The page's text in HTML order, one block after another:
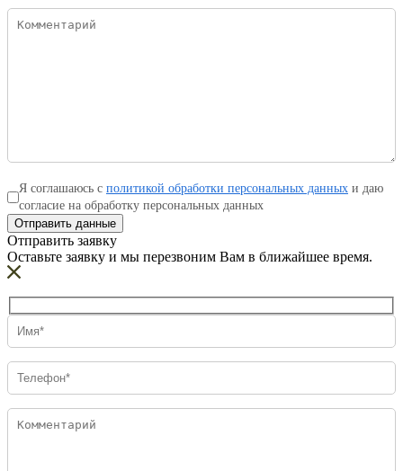
Я соглашаюсь с политикой обработки персональных данных и даю
согласие на обработку персональных данных
Отправить данные
Отправить заявку
Оставьте заявку и мы перезвоним Вам в ближайшее время.